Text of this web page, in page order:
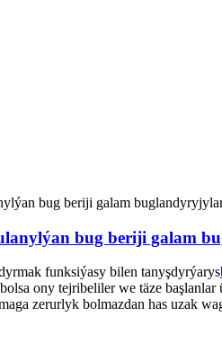
bug beriji galam
funksiýasy bilen tanyşdyrýarys
ony tejribeliler we täze
zerurlyk bolmazdan has uzak